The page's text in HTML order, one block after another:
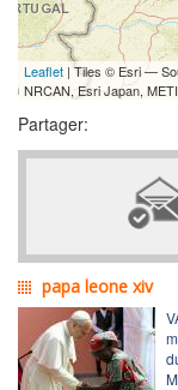
Leaflet | Tiles © Esri —
NRCAN, Esri Japan,
Partager:
papa leone xiv